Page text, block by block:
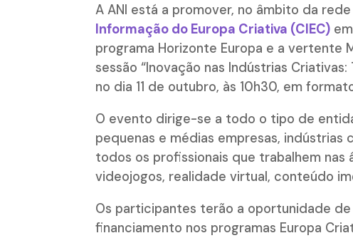
A ANI está a promover, no âmbito da
Informação do Europa Criativa (CIEC)
programa Horizonte Europa e a vertente
sessão “Inovação nas Indústrias
no dia 11 de outubro, às 10h30, em
O evento dirige-se a todo o tipo de
pequenas e médias empresas,
todos os profissionais que trabalhem
videojogos, realidade virtual, conteúdo
Os participantes terão a oportunidade
financiamento nos programas Europa